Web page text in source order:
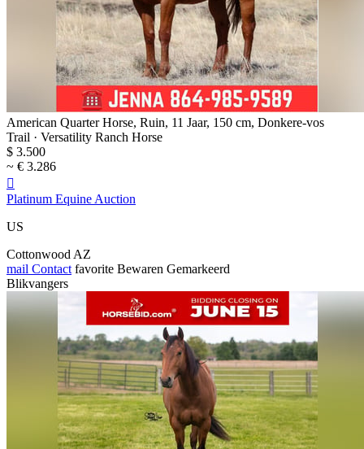
American Quarter Horse, Ruin, 11 Jaar, 150 cm, Donkere-vos
Trail · Versatility Ranch Horse
$ 3.500
~ € 3.286

Platinum Equine Auction
US
Cottonwood AZ
mail Contact favorite Bewaren Gemarkeerd
Blikvangers